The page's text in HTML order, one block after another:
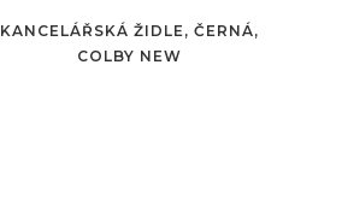
KANCELÁŘSKÁ ŽIDLE, ČERNÁ,
COLBY NEW